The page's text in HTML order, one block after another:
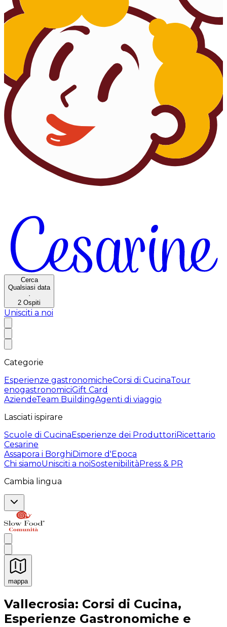
Cerca
Qualsiasi data
·
2 Ospiti
Unisciti a noi
Categorie
Esperienze gastronomicheCorsi di CucinaTour
enogastronomiciGift Card
AziendeTeam BuildingAgenti di viaggio
Lasciati ispirare
Scuole di CucinaEsperienze dei ProduttoriRicettario
Cesarine
Assapora i BorghiDimore d'Epoca
Chi siamoUnisciti a noiSostenibilitàPress & PR
Cambia lingua
mappa
Esperienze culinarie indimenticabili: Esperienze
Vallecrosia: Corsi di Cucina,
Esperienze Gastronomiche e